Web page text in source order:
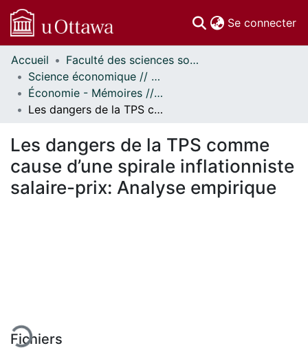
Se connecter
Communautés
et collections
Parcourir
Statistiques
À propos
Accueil
Faculté des sciences sociales // Faculty of Social Sciences
Science économique // Economics
Économie - Mémoires // Economics - Research Papers
Les dangers de la TPS comme cause d’une spirale inflationniste salaire-prix: Analyse empirique
Les dangers de la TPS comme
cause d’une spirale inflationniste
salaire-prix: Analyse empirique
Fichiers